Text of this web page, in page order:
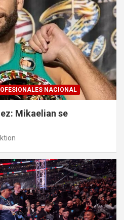
NACIONAL
Mikaelian se